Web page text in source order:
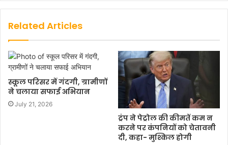
Related Articles
स्कूल परिसर में गंदगी, ग्रामीणों
ने चलाया सफाई अभियान
July 21, 2026
ट्रंप ने पेट्रोल की कीमतें कम न
करने पर कंपनियों को चेतावनी
दी, कहा- मुश्किल होगी